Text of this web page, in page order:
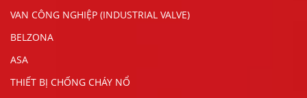
VAN CÔNG NGHIỆP (INDUSTRIAL VALVE)
BELZONA
ASA
THIẾT BỊ CHỐNG CHÁY NỔ